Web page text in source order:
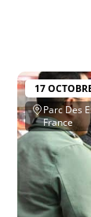
17
Parc Des
France